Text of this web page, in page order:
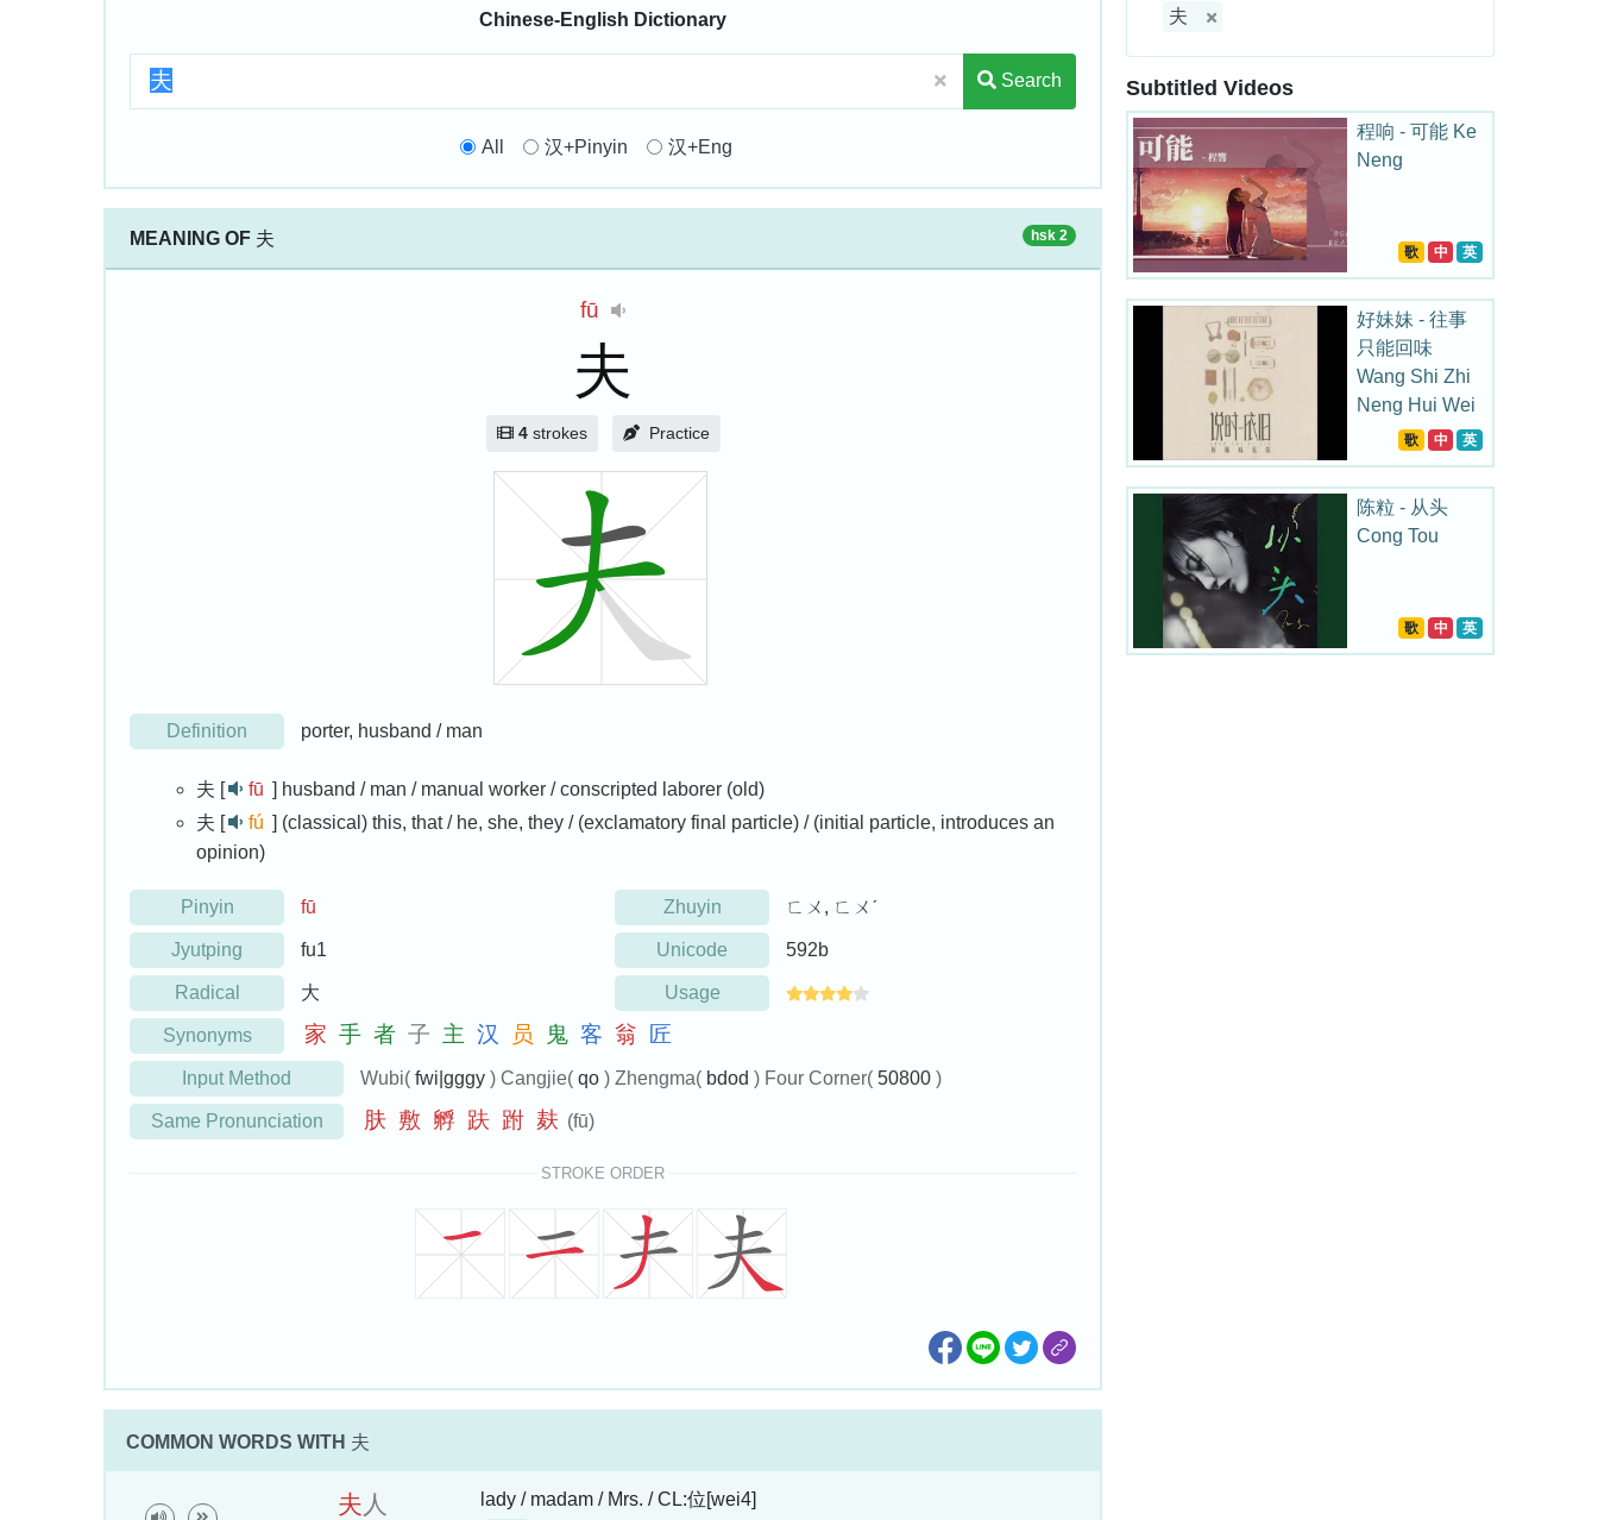
Chinese-English Dictionary
Search
All 汉+Pinyin 汉+Eng
MEANING OF 夫 hsk 2
fū
夫
4strokes Practice
Definition porter, husband / man
夫 [ fū ] husband / man / manual worker / conscripted laborer (old)
夫 [
fú ] (classical) this, that / he, she, they / (exclamatory final particle) / (initial particle, introduces an
opinion)
Pinyin fū Zhuyin ㄈㄨ, ㄈㄨˊ
Jyutping fu1 Unicode 592b
Radical 大 Usage
Synonyms 家 手 者 子 主 汉 员 鬼 客 翁 匠
Input Method Wubi( fwi|gggy ) Cangjie( qo ) Zhengma( bdod ) Four Corner( 50800 )
Same Pronunciation 肤 敷 孵 趺 跗 麸 (fū)
STROKE ORDER
COMMON WORDS WITH 夫
夫 人 lady / madam / Mrs. / CL:位[wei4]
夫
Subtitled Videos
程响 - 可能 Ke
Neng
歌 中 英
好妹妹 - 往事
只能回味
Wang Shi Zhi
Neng Hui Wei
歌 中 英
陈粒 - 从头
Cong Tou
歌 中 英